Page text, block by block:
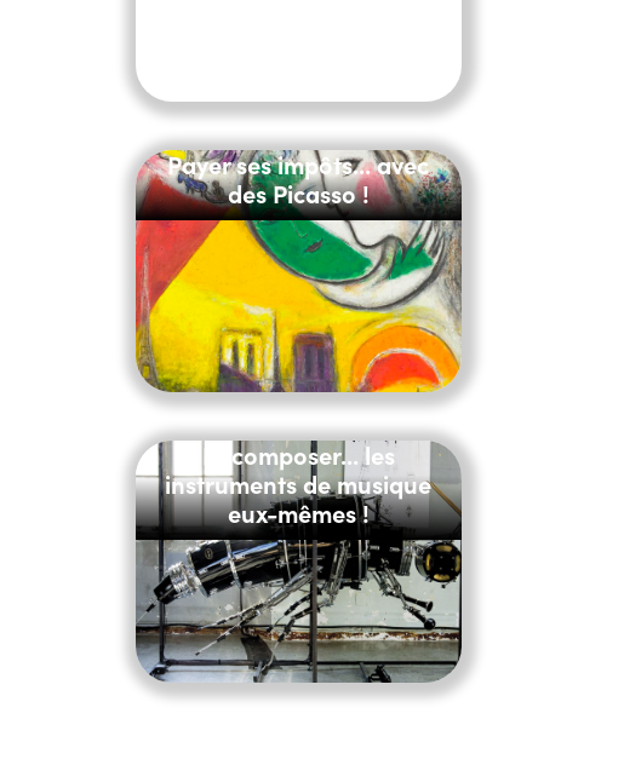
Payer ses impôts... avec
des Picasso !
Recomposer... les
instruments de musique
eux-mêmes !